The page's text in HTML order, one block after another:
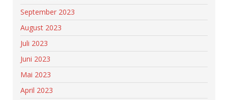
September 2023
August 2023
Juli 2023
Juni 2023
Mai 2023
April 2023